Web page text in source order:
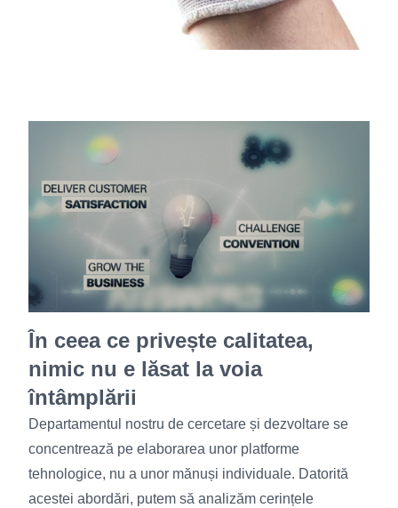
În ceea ce privește calitatea,
nimic nu e lăsat la voia
întâmplării
Departamentul nostru de cercetare și dezvoltare se
concentrează pe elaborarea unor platforme
tehnologice, nu a unor mănuși individuale. Datorită
acestei abordări, putem să analizăm cerințele